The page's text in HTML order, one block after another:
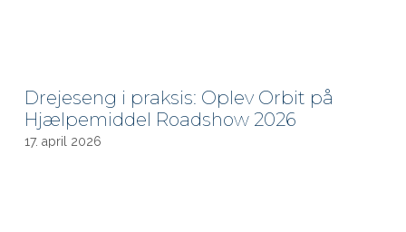
Drejeseng i praksis: Oplev Orbit på
Hjælpemiddel Roadshow 2026
17. april 2026